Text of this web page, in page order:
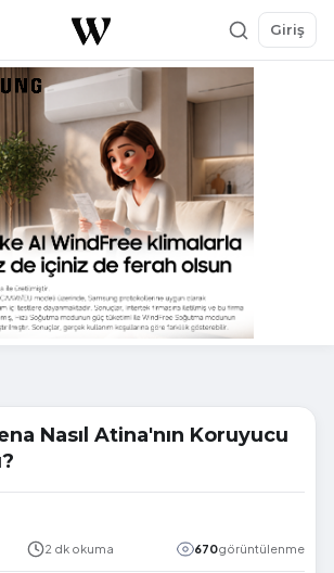
Giriş
Nasıl Atina'nın Koruyucu
2 dk okuma 670görüntülenme